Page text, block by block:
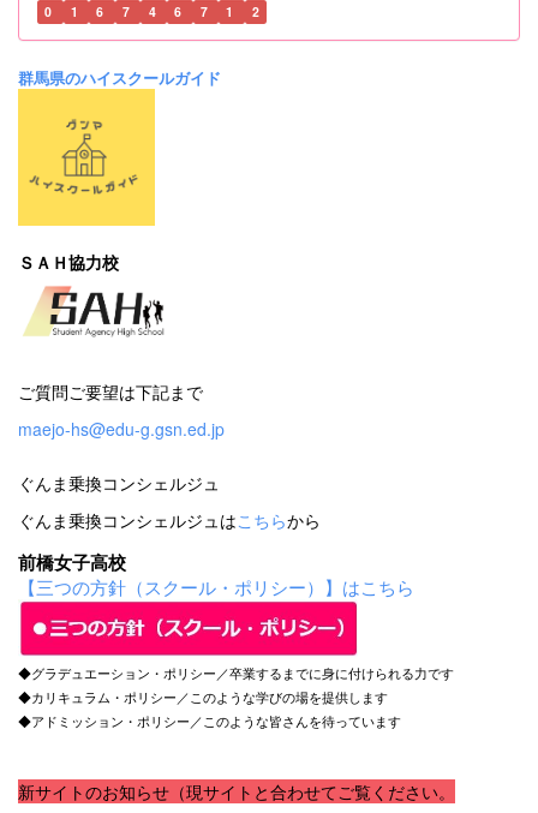
0 1 6 7 4 6 7 1 2
群馬県のハイスクールガイド
ＳＡＨ協力校
ご質問ご要望は下記まで
maejo-hs@edu-g.gsn.ed.jp
ぐんま乗換コンシェルジュ
ぐんま乗換コンシェルジュはこちらから
前橋女子高校
【三つの方針（スクール・ポリシー）】はこちら
◆グラデュエーション・ポリシー／卒業するまでに身に付けられる力です
◆カリキュラム・ポリシー／このような学びの場を提供します
◆アドミッション・ポリシー／このような皆さんを待っています
新サイトのお知らせ（現サイトと合わせてご覧ください。